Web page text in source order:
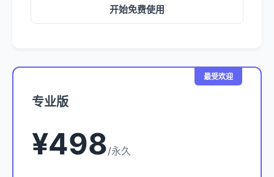
开始免费使用
最受欢迎
专业版
¥498/永久